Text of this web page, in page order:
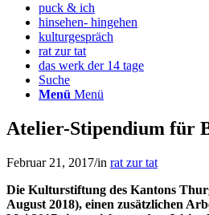
puck & ich
hinsehen- hingehen
kulturgespräch
rat zur tat
das werk der 14 tage
Suche
Menü Menü
Atelier-Stipendium für
Februar 21, 2017/in rat zur tat
Die Kulturstiftung des Kantons
August 2018), einen zusätzlichen